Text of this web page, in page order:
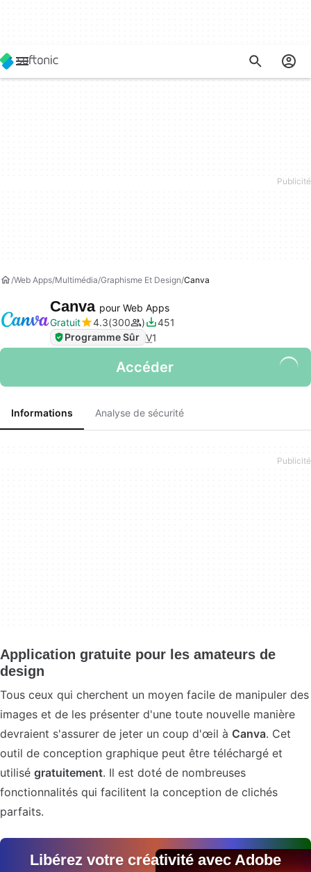
Web Apps Multimédia Graphisme Et Design Canva
Canva pour Web Apps
Gratuit
4.3 300
451
Programme Sûr V1
Accéder
Informations Analyse de sécurité
Application gratuite pour les amateurs de
design
Tous ceux qui cherchent un moyen facile de manipuler des
images et de les présenter d'une toute nouvelle manière
devraient s'assurer de jeter un coup d'œil à Canva. Cet
outil de conception graphique peut être téléchargé et
utilisé gratuitement. Il est doté de nombreuses
fonctionnalités qui facilitent la conception de clichés
parfaits.
Libérez votre créativité avec Adobe